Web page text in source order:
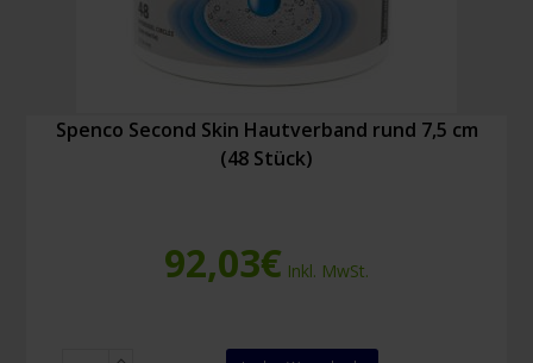
Spenco Second Skin Hautverband rund 7,5 cm
(48 Stück)
92,03€ Inkl. MwSt.